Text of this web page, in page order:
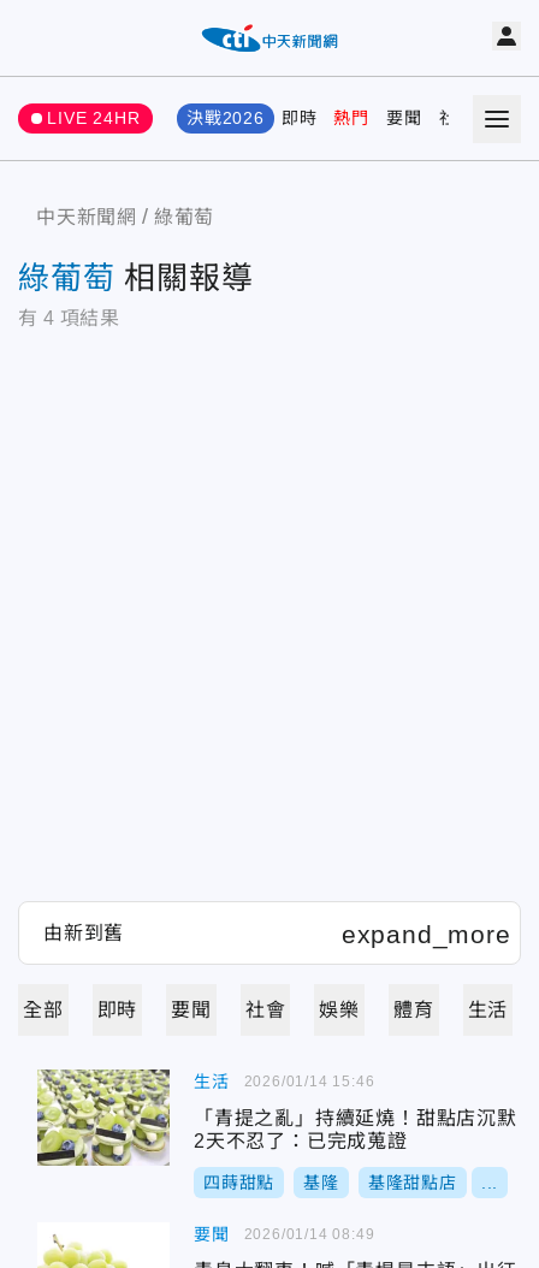
LIVE 24HR 決戰2026 即時 熱門 要聞 社會 娛樂
中天新聞網 綠葡萄
綠葡萄 相關報導
有 4 項結果
全部 即時 要聞 社會 娛樂 體育 生活
生活
「青提之亂」持續延燒！甜點店沉默
2天不忍了：已完成蒐證
四蒔甜點 基隆 基隆甜點店
2026/01/14 15:46
要聞 2026/01/14 08:49